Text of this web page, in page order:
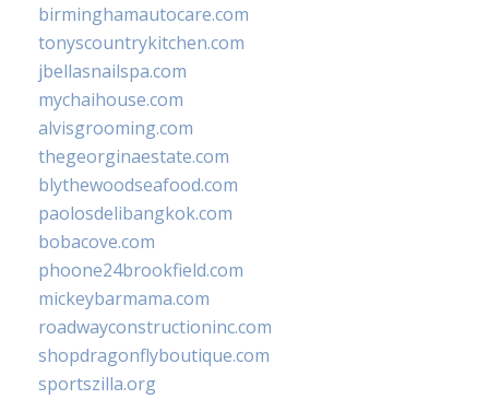
birminghamautocare.com
tonyscountrykitchen.com
jbellasnailspa.com
mychaihouse.com
alvisgrooming.com
thegeorginaestate.com
blythewoodseafood.com
paolosdelibangkok.com
bobacove.com
phoone24brookfield.com
mickeybarmama.com
roadwayconstructioninc.com
shopdragonflyboutique.com
sportszilla.org